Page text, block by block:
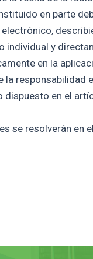
en parte
individual y
en la
la responsabilidad
dispuesto en el
se resolverán en